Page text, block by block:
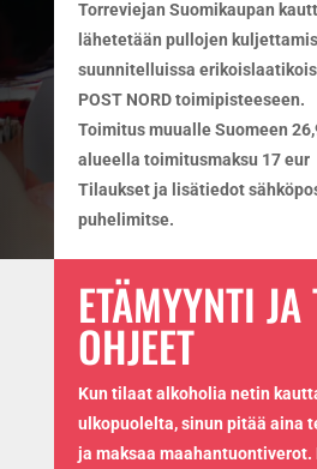
Torreviejan Suomikaupan
lähetetään pullojen
suunnitelluissa
POST NORD toimipisteeseen.
Toimitus muualle Suomeen
alueella toimitusmaksu 17 eur
Tilaukset ja lisätiedot
puhelimitse.
ETÄMYYNTI
OHJEET
Kun tilaat alkoholia netin
ulkopuolelta, sinun pitää aina
ja maksaa maahantuontiverot.